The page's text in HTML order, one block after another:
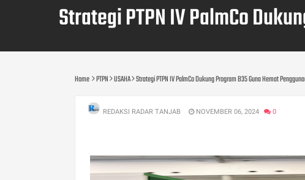
Strategi PTPN IV PalmCo
Home PTPN USAHA Strategi PTPN IV PalmCo Dukung Program B35 Guna Hemat
REDAKSI RADAR TANJAB NOVEMBER 06, 2024 0